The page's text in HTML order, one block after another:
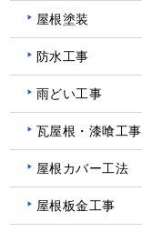
屋根塗装
防水工事
雨どい工事
瓦屋根・漆喰工事
屋根カバー工法
屋根板金工事